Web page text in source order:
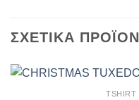
ΣΧΕΤΙΚΆ
TSHIRT